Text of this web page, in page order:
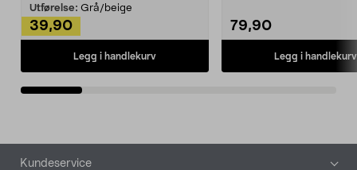
Utførelse: Grå/beige
39,90
Legg i handlekurv
79,90
Legg i handlekurv
Bunntekst
Kundeservice